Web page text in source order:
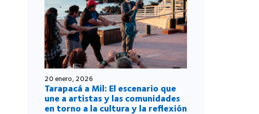
20 enero, 2026
Tarapacá a Mil: El escenario que
une a artistas y las comunidades
en torno a la cultura y la reflexión